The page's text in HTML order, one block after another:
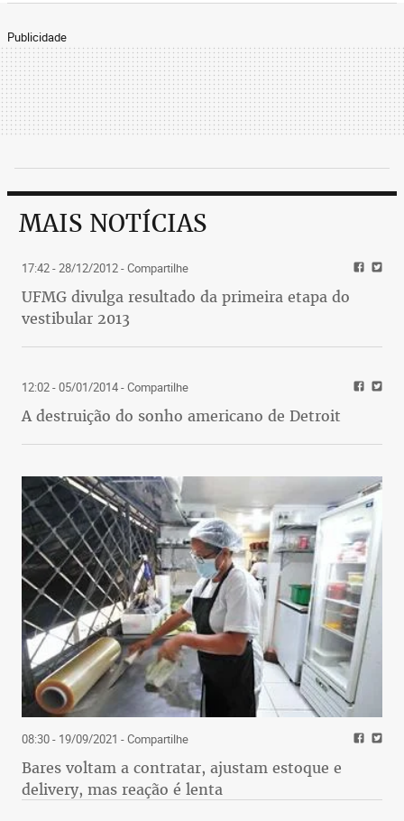
Publicidade
MAIS NOTÍCIAS
17:42 - 28/12/2012- Compartilhe
UFMG divulga resultado da primeira etapa do
vestibular 2013
12:02 - 05/01/2014- Compartilhe
A destruição do sonho americano de Detroit
08:30 - 19/09/2021 - Compartilhe
Bares voltam a contratar, ajustam estoque e
delivery, mas reação é lenta